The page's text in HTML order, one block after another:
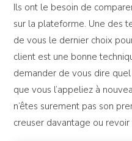
Ils ont le besoin de
sur la plateforme. Une des
de vous le dernier choix
client est une bonne
demander de vous dire
que vous l’appeliez à
n’êtes surement pas son
creuser davantage ou